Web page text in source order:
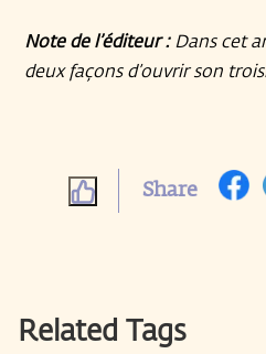
Note de l’éditeur :Dans cet
deux façons d’ouvrir son
Share
Related Tags